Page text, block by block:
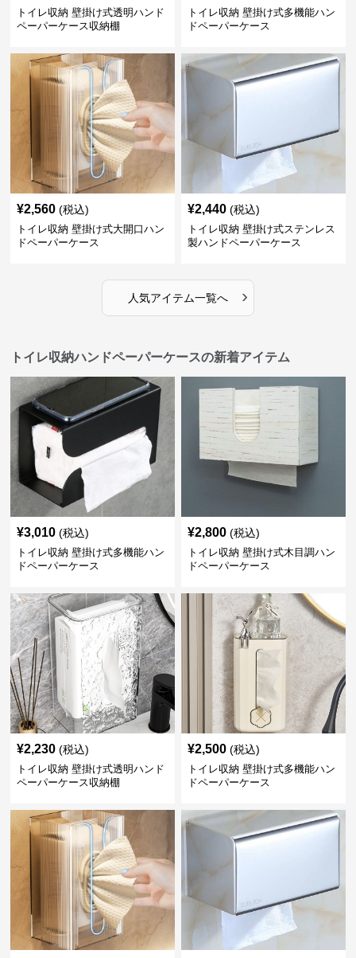
トイレ収納 壁掛け式透明ハンド
ペーパーケース収納棚
トイレ収納 壁掛け式多機能ハン
ドペーパーケース
¥2,560 (税込)
トイレ収納 壁掛け式大開口ハン
ドペーパーケース
¥2,440 (税込)
トイレ収納 壁掛け式ステンレス
製ハンドペーパーケース
人気アイテム一覧へ ›
トイレ収納ハンドペーパーケースの新着アイテム
¥3,010 (税込)
トイレ収納 壁掛け式多機能ハン
ドペーパーケース
¥2,800 (税込)
トイレ収納 壁掛け式木目調ハン
ドペーパーケース
¥2,230 (税込)
トイレ収納 壁掛け式透明ハンド
ペーパーケース収納棚
¥2,500 (税込)
トイレ収納 壁掛け式多機能ハン
ドペーパーケース